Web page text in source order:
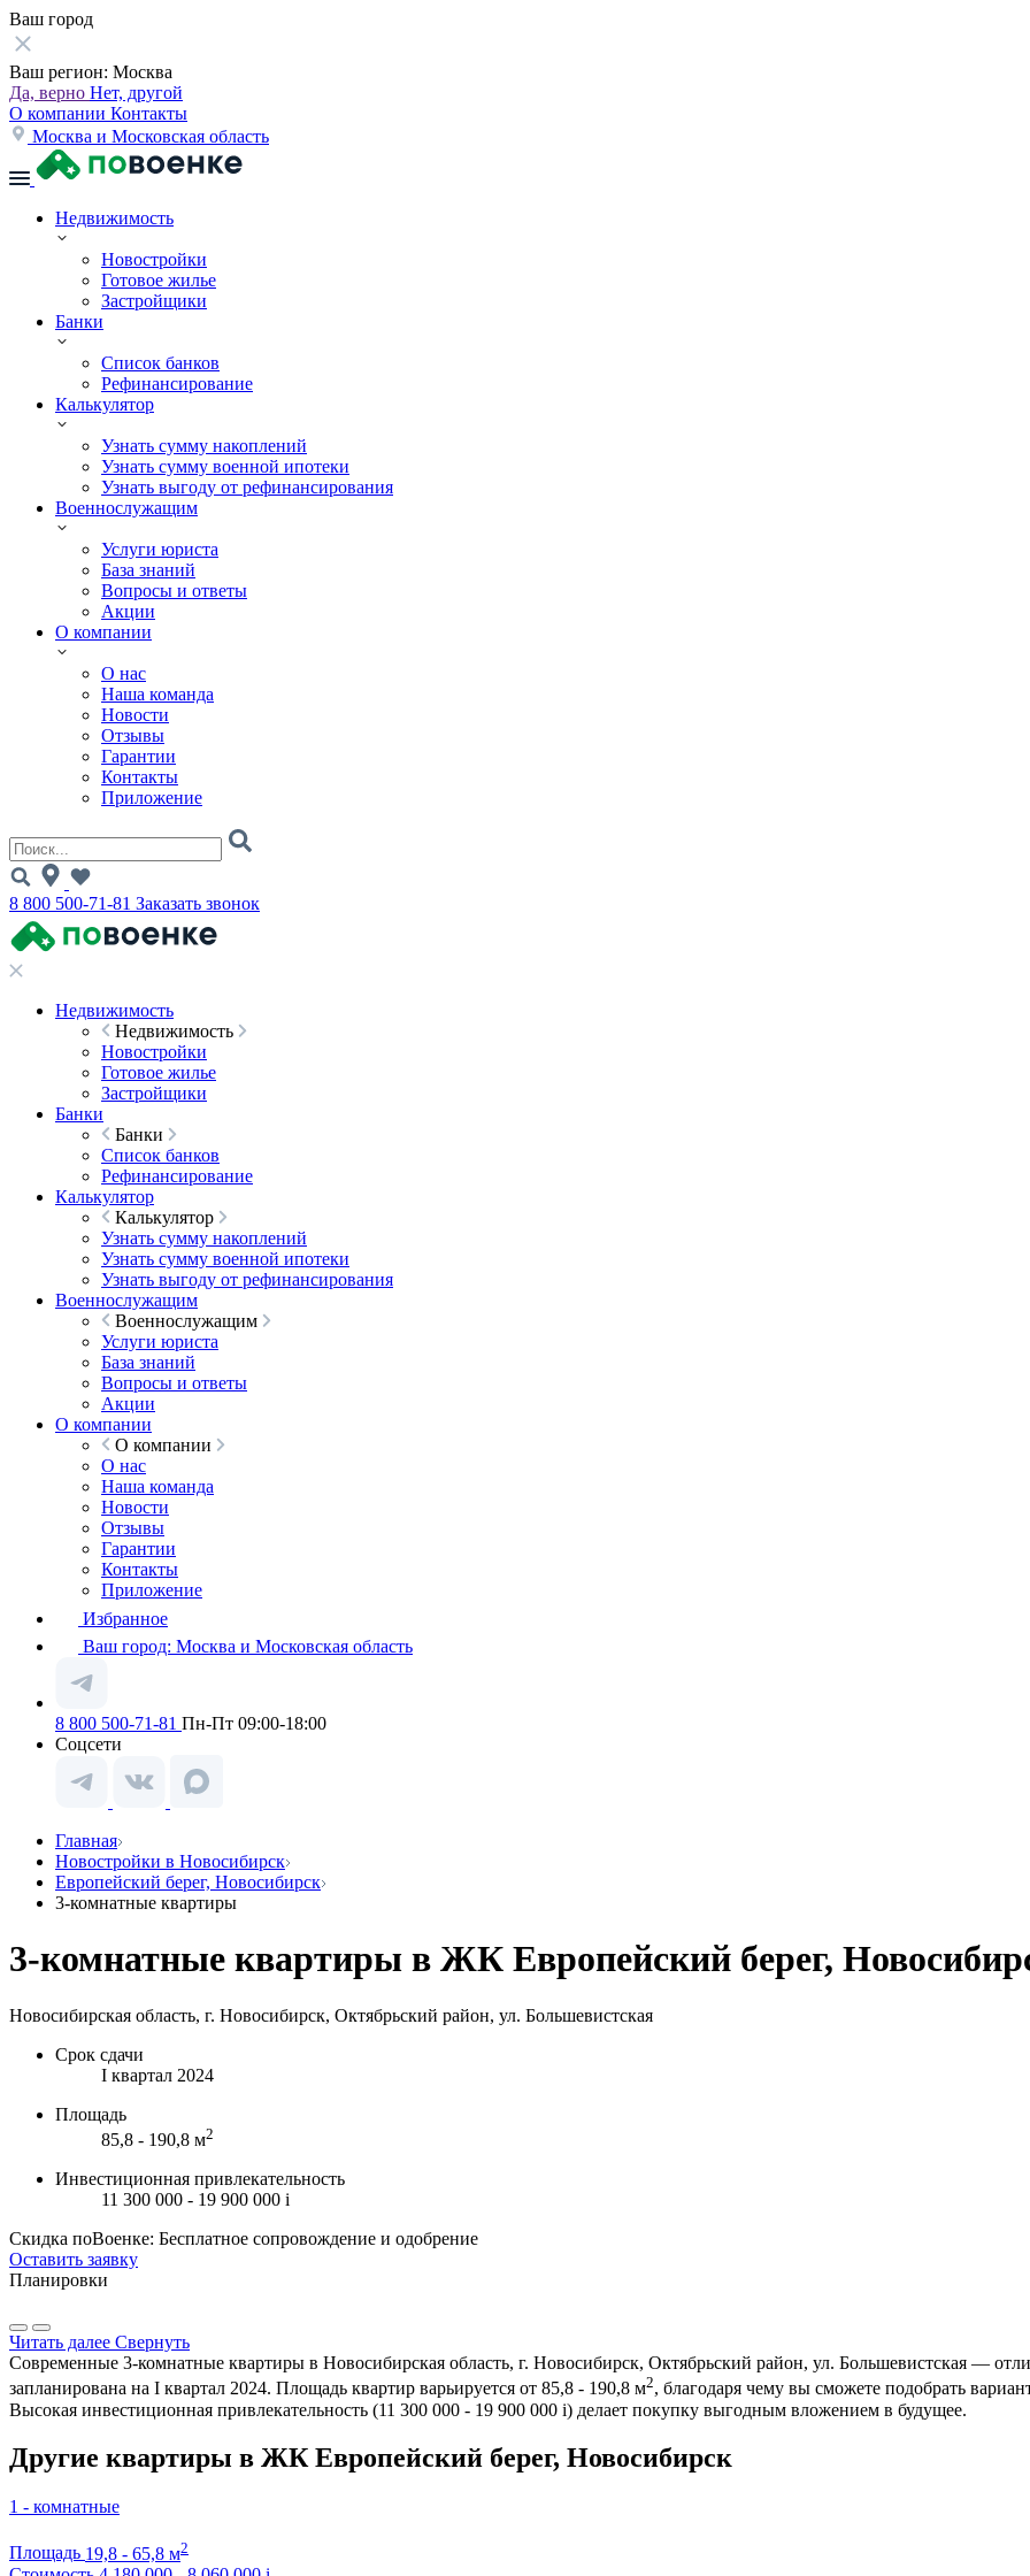
Ваш город
Ваш регион: Москва
Да, верно Нет, другой
О компании Контакты
Москва и Московская область
Недвижимость
Новостройки
Готовое жилье
Застройщики
Банки
Список банков
Рефинансирование
Калькулятор
Узнать сумму накоплений
Узнать сумму военной ипотеки
Узнать выгоду от рефинансирования
Военнослужащим
Услуги юриста
База знаний
Вопросы и ответы
Акции
О компании
О нас
Наша команда
Новости
Отзывы
Гарантии
Контакты
Приложение
8 800 500-71-81 Заказать звонок
Недвижимость
Недвижимость
Новостройки
Готовое жилье
Застройщики
Банки
Банки
Список банков
Рефинансирование
Калькулятор
Калькулятор
Узнать сумму накоплений
Узнать сумму военной ипотеки
Узнать выгоду от рефинансирования
Военнослужащим
Военнослужащим
Услуги юриста
База знаний
Вопросы и ответы
Акции
О компании
О компании
О нас
Наша команда
Новости
Отзывы
Гарантии
Контакты
Приложение
Избранное
Ваш город: Москва и Московская область
8 800 500-71-81 Пн-Пт 09:00-18:00
Соцсети
Главная
Новостройки в Новосибирск
Европейский берег, Новосибирск
3-комнатные квартиры
3-комнатные квартиры в ЖК Европейский берег,
Новосибирская область, г. Новосибирск, Октябрьский район, ул. Большевистская
Срок сдачи
I квартал 2024
Площадь
85,8 - 190,8 м2
Инвестиционная привлекательность
11 300 000 - 19 900 000 i
Скидка поВоенке: Бесплатное сопровождение и одобрение
Оставить заявку
Планировки
Читать далее Свернуть
Современные 3-комнатные квартиры в Новосибирская область, г. Новосибирск, Октябрьский район, ул. Большевистская —
запланирована на I квартал 2024. Площадь квартир варьируется от 85,8 - 190,8 м2, благодаря чему вы сможете подобрать
Высокая инвестиционная привлекательность (11 300 000 - 19 900 000 i) делает покупку выгодным вложением в будущее.
Другие квартиры в ЖК Европейский берег, Новосибирск
1 - комнатные
Площадь 19,8 - 65,8 м2